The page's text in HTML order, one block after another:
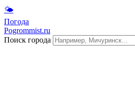
🌤
Погода
Pogrommist.ru
Поиск города